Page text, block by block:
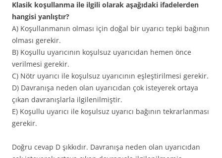
Klasik koşullanma ile ilgili olarak aşağıdaki ifadelerden
hangisi yanlıştır?
A) Koşullanmanın olması için doğal bir uyarıcı tepki bağının
olması gerekir.
B) Koşullu uyarıcının koşulsuz uyarıcıdan hemen önce
verilmesi gerekir.
C) Nötr uyarıcı ile koşulsuz uyarıcının eşleştirilmesi gerekir.
D) Davranışa neden olan uyarıcıdan çok isteyerek ortaya
çıkan davranışlarla ilgilenilmiştir.
E) Koşullu uyarıcı ile koşulsuz uyarıcı bağının tekrarlanması
gerekir.
Doğru cevap D şıkkıdır. Davranışa neden olan uyarıcıdan